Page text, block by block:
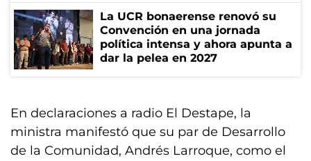
La UCR bonaerense renovó su
Convención en una jornada
política intensa y ahora apunta a
dar la pelea en 2027
En declaraciones a radio El Destape, la
ministra manifestó que su par de Desarrollo
de la Comunidad, Andrés Larroque, como el